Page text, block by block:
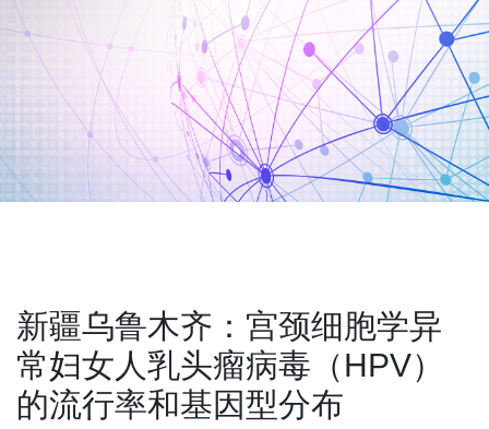
新疆乌鲁木齐：宫颈细胞学异
常妇女人乳头瘤病毒（HPV）
的流行率和基因型分布